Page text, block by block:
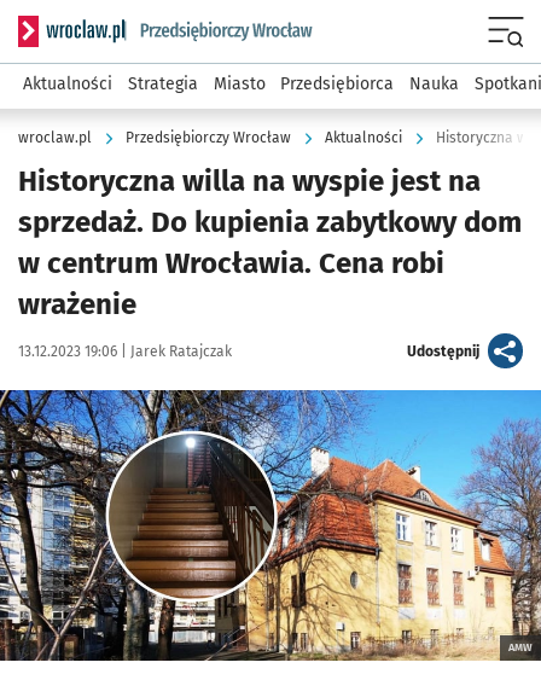
Serwis informacyjny wroclaw.pl podserwis: Strategia
Aktualności Strategia Miasto Przedsiębiorca Nauka
wroclaw.pl Przedsiębiorczy Wrocław Aktualności Historyczna
Historyczna willa na wyspie jest na
sprzedaż. Do kupienia zabytkowy dom
w centrum Wrocławia. Cena robi
wrażenie
Data publikacji:
13.12.2023 19:06 | Autor:
Jarek Ratajczak Udostępnijartykuł
Kliknij, aby zobaczyć galerię
AMW